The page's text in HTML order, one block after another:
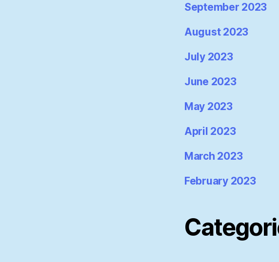
September 2023
August 2023
July 2023
June 2023
May 2023
April 2023
March 2023
February 2023